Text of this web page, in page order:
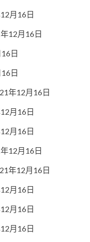
月16日
12月16日
日
日
年12月16日
月16日
月16日
12月16日
年12月16日
月16日
月16日
月16日